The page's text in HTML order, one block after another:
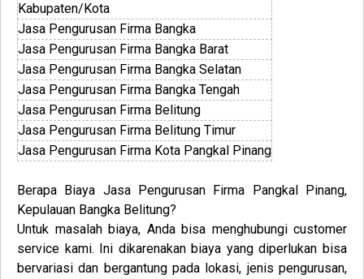
Kabupaten/Kota
Jasa Pengurusan Firma Bangka
Jasa Pengurusan Firma Bangka Barat
Jasa Pengurusan Firma Bangka Selatan
Jasa Pengurusan Firma Bangka Tengah
Jasa Pengurusan Firma Belitung
Jasa Pengurusan Firma Belitung Timur
Jasa Pengurusan Firma Kota Pangkal Pinang
Berapa Biaya Jasa Pengurusan Firma
Pangkal Pinang,
Kepulauan Bangka Belitung?
Untuk masalah biaya, Anda bisa menghubungi customer
service kami. Ini dikarenakan biaya yang diperlukan bisa
bervariasi dan bergantung pada lokasi, jenis pengurusan,